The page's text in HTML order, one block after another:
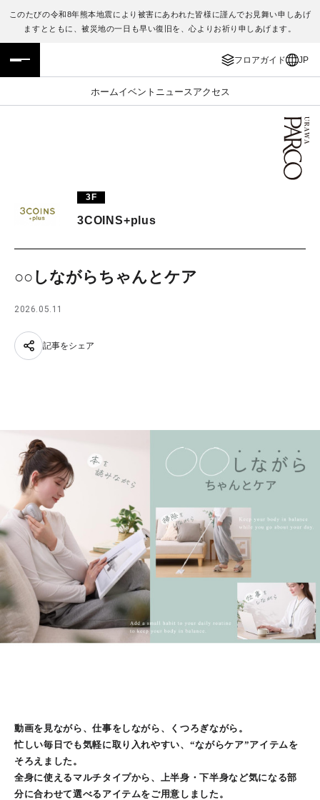
このたびの令和8年熊本地震により被害にあわれた皆様に謹んでお見舞い申しあげ
ますとともに、被災地の一日も早い復旧を、心よりお祈り申しあげます。
フロアガイド JP
ホームイベント ニュース アクセス
フロアガイド
施設案内・アクセス
TAX FREE
ENGLISH
繁体字
日本語
3F
3COINS+plus
○○しながらちゃんとケア
2026.05.11
記事をシェア
動画を見ながら、仕事をしながら、くつろぎながら。
忙しい毎日でも気軽に取り入れやすい、“ながらケア”アイテムを
そろえました。
全身に使えるマルチタイプから、上半身・下半身など気になる部
分に合わせて選べるアイテムをご用意しました。